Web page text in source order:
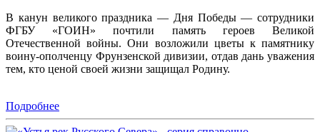
В канун великого праздника — Дня Победы — сотрудники
ФГБУ «ГОИН» почтили память героев Великой
Отечественной войны. Они возложили цветы к памятнику
воину‑ополченцу Фрунзенской дивизии, отдав дань уважения
тем, кто ценой своей жизни защищал Родину.
Подробнее